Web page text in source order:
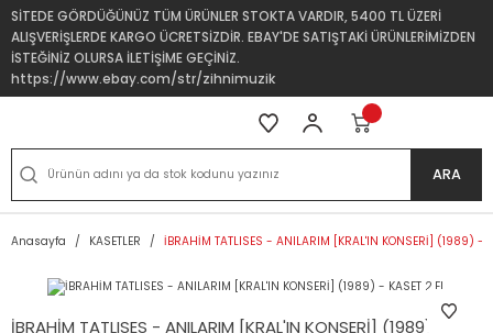
SİTEDE GÖRDÜĞÜNÜZ TÜM ÜRÜNLER STOKTA VARDIR, 5400 TL ÜZERİ
ALIŞVERİŞLERDE KARGO ÜCRETSİZDİR. EBAY'DE SATIŞTAKİ ÜRÜNLERİMİZDEN
İSTEĞİNİZ OLURSA İLETİŞİME GEÇİNİZ.
https://www.ebay.com/str/zihnimuzik
ARA
Anasayfa KASETLER İBRAHİM TATLISES - ANILARIM [KRAL'IN KONSERİ] (1989) -
İBRAHİM TATLISES - ANILARIM [KRAL'IN KONSERİ] (1989) -